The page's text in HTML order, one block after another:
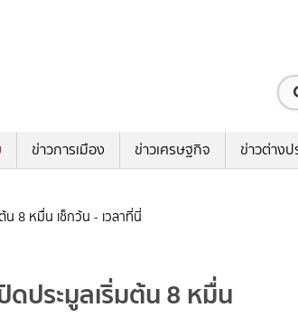
ข่าวการเมือง ข่าวเศรษฐกิจ ข่าวต่างป
น 8 หมื่น เช็กว้น - เวลาที่นี่
ประมูลเริ่มต้น 8 หมื่น